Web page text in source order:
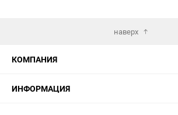
наверх
КОМПАНИЯ
ИНФОРМАЦИЯ